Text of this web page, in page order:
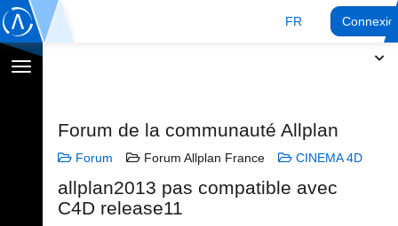
FR
Afficher
Forum de la communauté Allplan
Forum Forum Allplan France CINEMA 4D
allplan2013 pas compatible avec
C4D release11